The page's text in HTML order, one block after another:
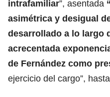
intrafamiliar”, asentada
asimétrica y desigual
desarrollado a lo largo
acrecentada
de Fernández como
ejercicio del cargo”,